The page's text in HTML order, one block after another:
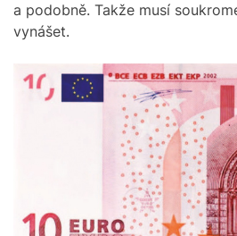
a podobně. Takže musí
vynášet.